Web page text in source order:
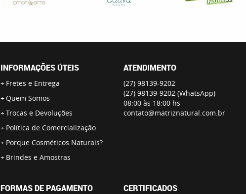
INFORMAÇÕES ÚTEIS
Fretes e Entrega
Quem Somos
Trocas e Devoluções
Política de Comercialização
Porque Cosméticos Naturais?
Brindes e Amostras
ATENDIMENTO
(27) 98139-9202
(27) 98139-9202 (WhatsApp)
08:00 às 18:00 hs
contato@matriznatural.com.br
FORMAS DE PAGAMENTO CERTIFICADOS